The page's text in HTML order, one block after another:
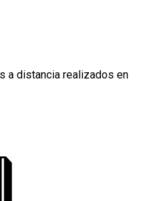
a distancia realizados en